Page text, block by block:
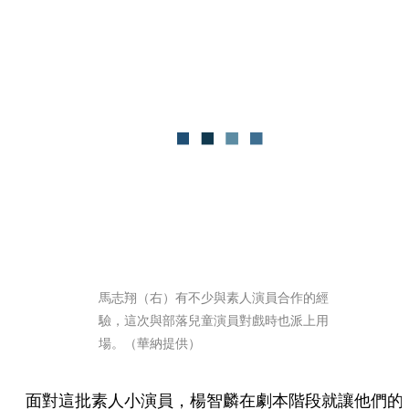
馬志翔（右）有不少與素人演員合作的經
驗，這次與部落兒童演員對戲時也派上用
場。（華納提供）
面對這批素人小演員，楊智麟在劇本階段就讓他們的